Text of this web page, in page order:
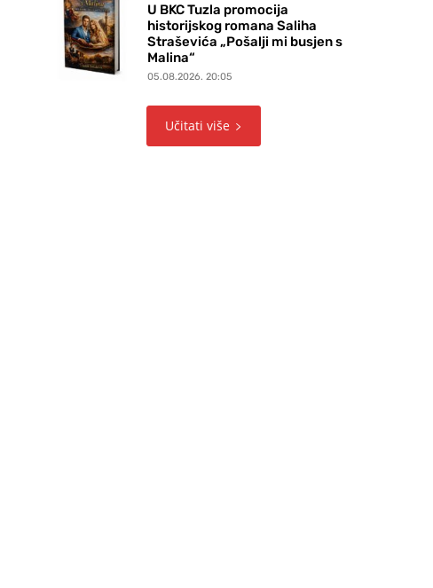
U BKC Tuzla promocija
historijskog romana Saliha
Straševića „Pošalji mi busjen s
Malina“
05.08.2026. 20:05
Učitati više